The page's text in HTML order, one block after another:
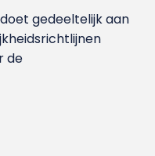
gedeeltelijk aan
de